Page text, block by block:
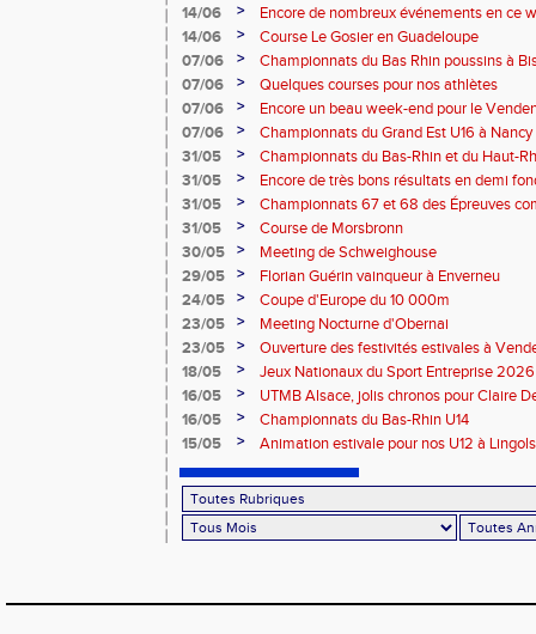
14/06
>
Encore de nombreux événements en ce
14/06
>
Course Le Gosier en Guadeloupe
07/06
>
Championnats du Bas Rhin poussins à
07/06
>
Quelques courses pour nos athlètes
07/06
>
Encore un beau week-end pour le
07/06
>
Championnats du Grand Est U16 à Nancy
31/05
>
Championnats du Bas-Rhin et du Haut-
combinées – La Wantzenau
31/05 >
Encore de très bons résultats en demi
31/05
>
Championnats 67 et 68 des Épreuves
31/05
>
Course de Morsbronn
30/05
>
Meeting de Schweighouse
29/05
>
Florian Guérin vainqueur à Enverneu
24/05
>
Coupe d'Europe du 10 000m
23/05
>
Meeting Nocturne d'Obernai
23/05
>
Ouverture des festivités estivales à
18/05
>
Jeux Nationaux du Sport Entreprise
16/05
>
UTMB Alsace, jolis chronos pour Claire
16/05
>
Championnats du Bas-Rhin U14
15/05
> Animation estivale pour nos U12 à